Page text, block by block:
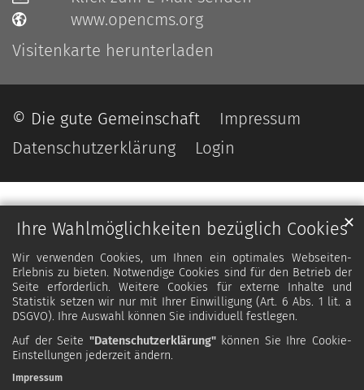
Ihre Wahlmöglichkeiten bezüglich Cookies
Wir verwenden Cookies, um Ihnen ein optimales Webseiten-
Erlebnis zu bieten. Notwendige Cookies sind für den Betrieb der
Seite erforderlich. Weitere Cookies für externe Inhalte und
Statistik setzen wir nur mit Ihrer Einwilligung (Art. 6 Abs. 1 lit. a
DSGVO). Ihre Auswahl können Sie individuell festlegen.
Auf der Seite "Datenschutzerklärung"können Sie Ihre Cookie-
Einstellungen jederzeit ändern.
✕
Impressum
www.opencms.org
Visitenkarte herunterladen
© Die gute Gemeinschaft
Impressum
Datenschutzerklärung
Login